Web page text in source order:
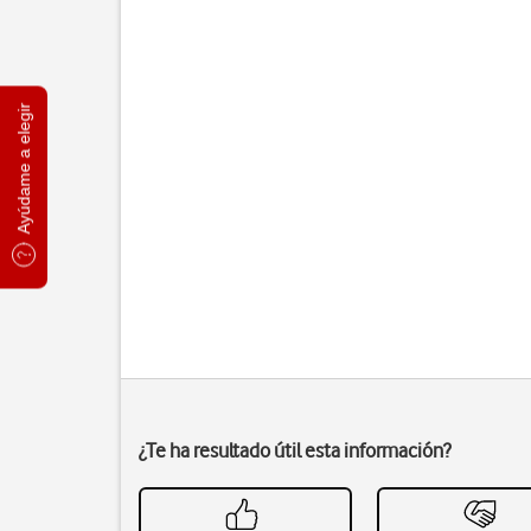
Ayúdame a elegir
¿Te ha resultado útil esta información?